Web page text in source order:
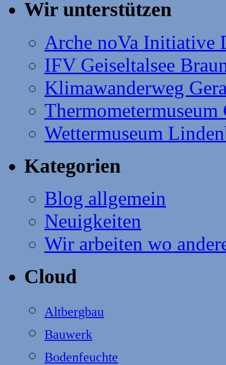
Wir unterstützen
Arche noVa Initiative
IFV Geiseltalsee
Klimawanderweg
Thermometermuseum
Wettermuseum
Kategorien
Blog allgemein
Neuigkeiten
Wir arbeiten wo
Cloud
Altbergbau
Bauwerk
Bodenfeuchte